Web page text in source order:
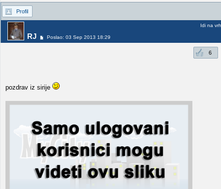
Profil
RJ Poslao: 03 Sep 2013 18:29
Idi na vrh
6
pozdrav iz sirije